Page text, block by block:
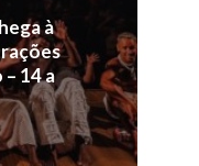
à
14 a